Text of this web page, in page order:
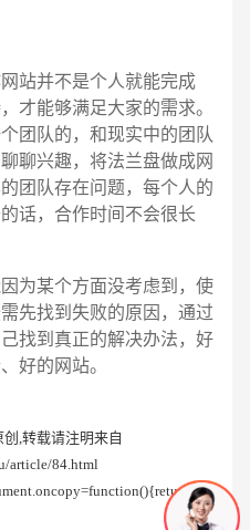
并不是个人就能完成
才能够满足大家的需求。
团队的，和现实中的团队
聊兴趣，将法兰盘做成网
团队存在问题，每个人的
话，合作时间不会很长
某个方面没考虑到，使
先找到失败的原因，通过
找到真正的解决办法，好
好的网站。
,转载请注明来自
article/84.html